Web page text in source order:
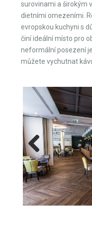
surovinami a širokým
dietními omezeními.
evropskou kuchyni s
činí ideální místo pro
neformální posezení
můžete vychutnat
Previous